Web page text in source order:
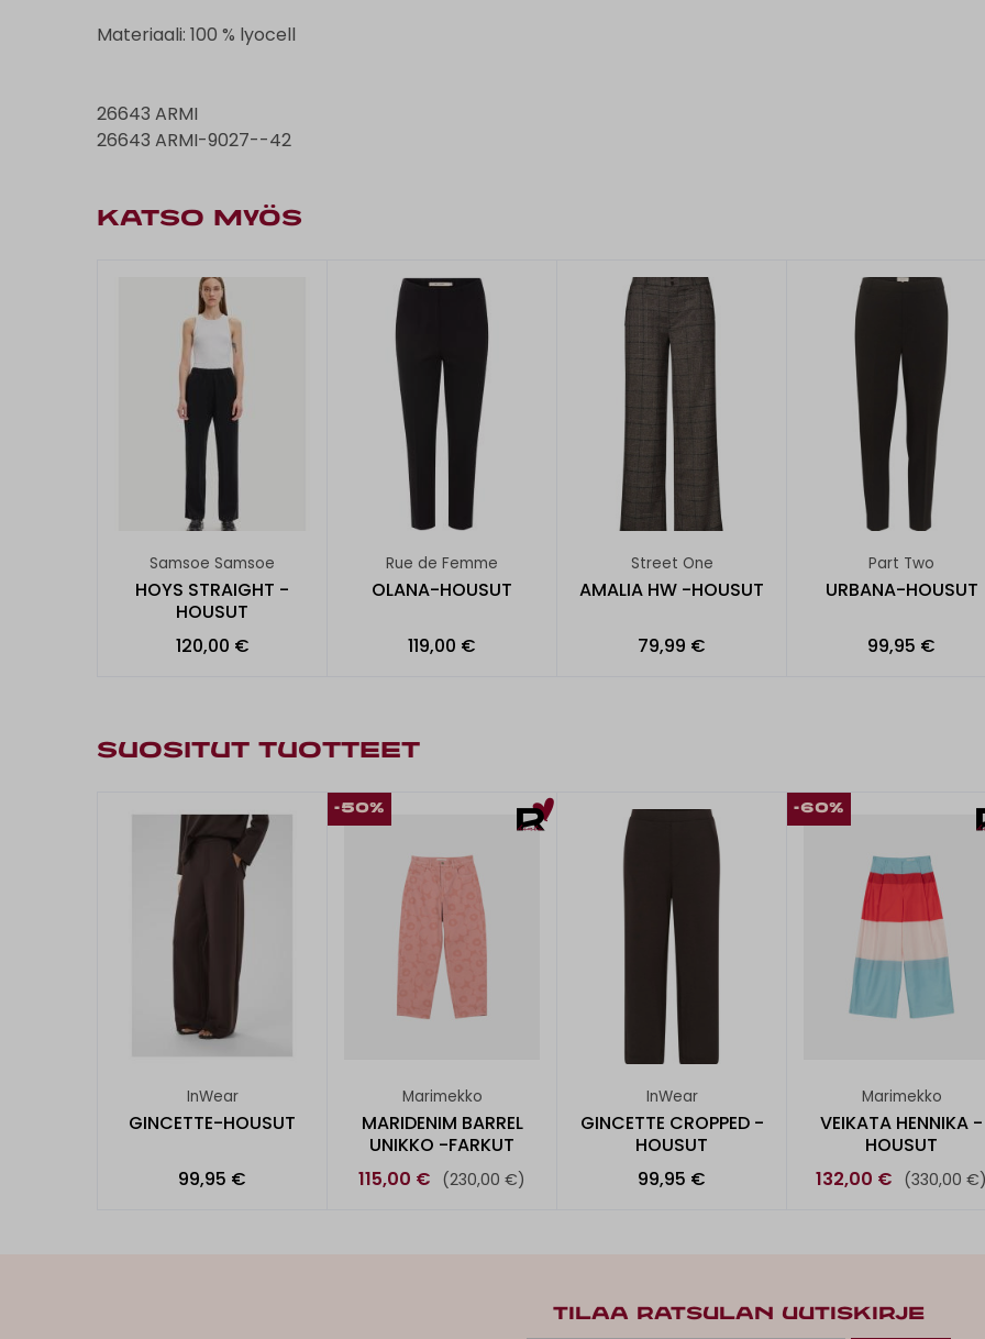
Materiaali: 100 % lyocell
26643 ARMI
26643 ARMI-9027--42
KATSO MYÖS
Samsoe Samsoe
HOYS STRAIGHT -
HOUSUT
120,00 €
Rue de Femme
OLANA-HOUSUT
119,00 €
Street One
AMALIA HW -HOUSUT
79,99 €
Part Two
URBANA-HOUSUT
99,95 €
SUOSITUT TUOTTEET
InWear
GINCETTE-HOUSUT
99,95 €
-50%
Marimekko
MARIDENIM BARREL
UNIKKO -FARKUT
115,00 € (230,00 €)
InWear
GINCETTE CROPPED -
HOUSUT
99,95 €
-60%
Marimekko
VEIKATA HENNIKA -
HOUSUT
132,00 € (330,00
TILAA RATSULAN UUTISKIRJE